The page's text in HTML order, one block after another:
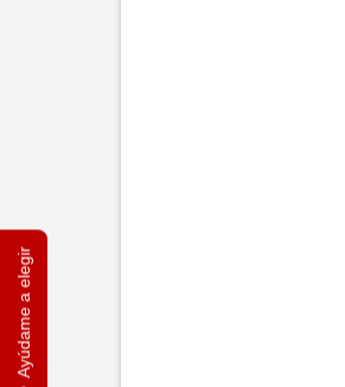
Ayúdame a elegir